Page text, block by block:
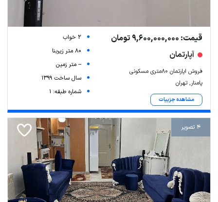
قیمت: 9,600,000,000 تومان
آپارتمان
فروش اپارتمان ۸۰متری مسکونی
پامنار, تهران
مشاهده جزییات
2 خواب
80 متر زیربنا
-- متر زمین
سال ساخت 1399
شماره طبقه: 1
4 تصویر